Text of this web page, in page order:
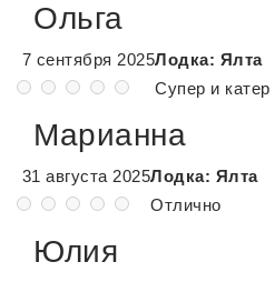
Ольга
7 сентября 2025Лодка: Ялта
Супер и катер
Марианна
31 августа 2025Лодка: Ялта
Отлично
Юлия